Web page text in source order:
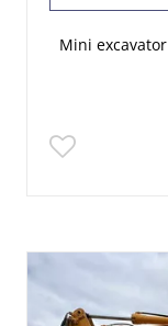
Mini excavator